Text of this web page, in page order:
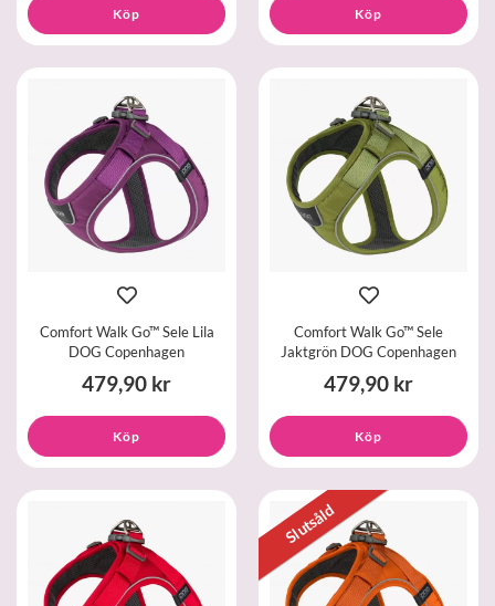
Köp Köp
Comfort Walk Go™ Sele Lila
DOG Copenhagen
479,90 kr
Köp
Comfort Walk Go™ Sele
Jaktgrön DOG Copenhagen
479,90 kr
Köp
Slutsåld